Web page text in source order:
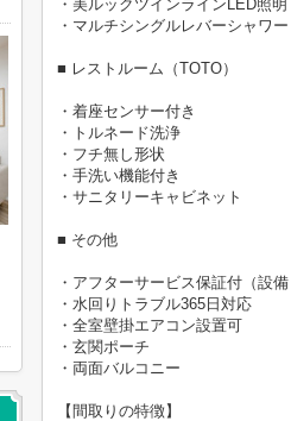
・美ルックツインラインLED照明
・マルチシングルレバーシャワー
■ レストルーム（TOTO）
・着座センサー付き
・トルネード洗浄
・フチ無し形状
・手洗い機能付き
・サニタリーキャビネット
■ その他
・アフターサービス保証付（設
・水回りトラブル365日対応
・全室壁掛エアコン設置可
・玄関ポーチ
・両面バルコニー
【間取りの特徴】